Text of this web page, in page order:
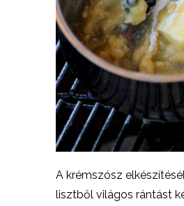
A krémszósz
lisztből világos rántást